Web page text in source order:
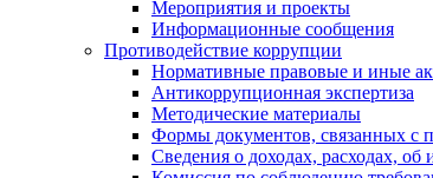
Мероприятия и проекты
Информационные сообщения
Противодействие коррупции
Нормативные правовые и иные
Антикоррупционная экспертиза
Методические материалы
Формы документов, связанных с
Сведения о доходах, расходах, об